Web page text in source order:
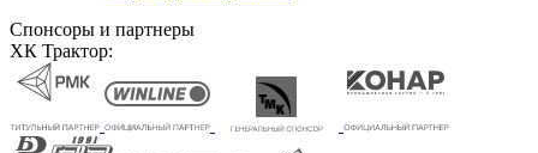
Спонсоры и партнеры
ХК Трактор: